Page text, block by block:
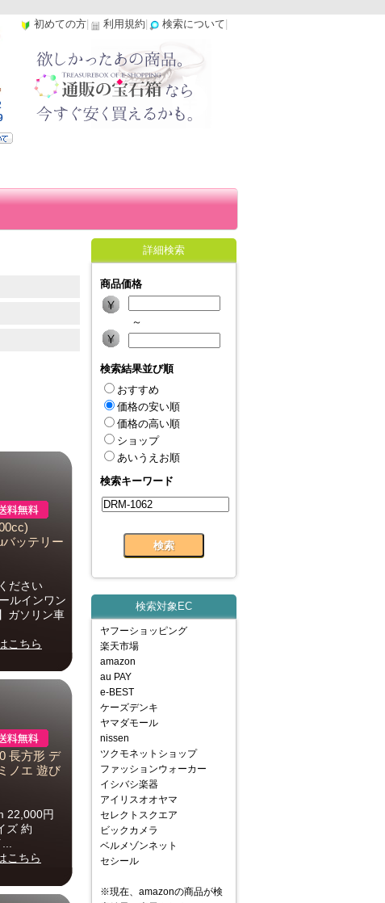
初めての方 利用規約 検索について
ッテリー
ださい
ルインワン
ガソリン車
こちら
長方形 デ
ノエ 遊び
22,000円
ズ 約
こちら
詳細検索
商品価格
～
検索結果並び順
おすすめ
価格の安い順
価格の高い順
ショップ
あいうえお順
検索キーワード
検索対象EC
ヤフーショッピング
楽天市場
amazon
au PAY
e-BEST
ケーズデンキ
ヤマダモール
nissen
ツクモネットショップ
ファッションウォーカー
イシバシ楽器
アイリスオオヤマ
セレクトスクエア
ビックカメラ
ベルメゾンネット
セシール
※現在、amazonの商品が検